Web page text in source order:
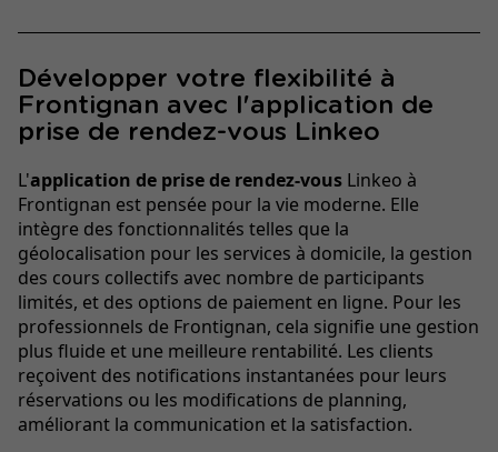
Développer votre flexibilité à
Frontignan avec l'application de
prise de rendez-vous Linkeo
L'application de prise de rendez-vous Linkeo à
Frontignan est pensée pour la vie moderne. Elle
intègre des fonctionnalités telles que la
géolocalisation pour les services à domicile, la gestion
des cours collectifs avec nombre de participants
limités, et des options de paiement en ligne. Pour les
professionnels de Frontignan, cela signifie une gestion
plus fluide et une meilleure rentabilité. Les clients
reçoivent des notifications instantanées pour leurs
réservations ou les modifications de planning,
améliorant la communication et la satisfaction.